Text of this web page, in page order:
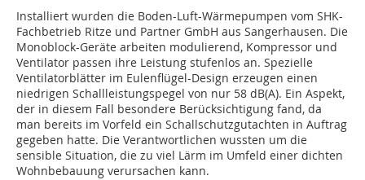
Installiert wurden die Boden-Luft-Wärmepumpen vom SHK-
Fachbetrieb Ritze und Partner GmbH aus Sangerhausen. Die
Monoblock-Geräte arbeiten modulierend, Kompressor und
Ventilator passen ihre Leistung stufenlos an. Spezielle
Ventilatorblätter im Eulenflügel-Design erzeugen einen
niedrigen Schallleistungspegel von nur 58 dB(A). Ein Aspekt,
der in diesem Fall besondere Berücksichtigung fand, da
man bereits im Vorfeld ein Schallschutzgutachten in Auftrag
gegeben hatte. Die Verantwortlichen wussten um die
sensible Situation, die zu viel Lärm im Umfeld einer dichten
Wohnbebauung verursachen kann.